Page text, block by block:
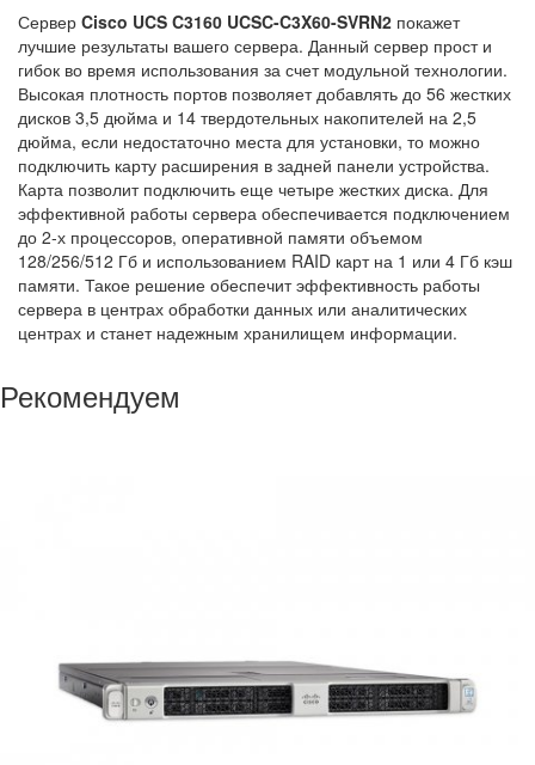
Сервер Cisco UCS C3160 UCSC-C3X60-SVRN2 покажет
лучшие результаты вашего сервера. Данный сервер прост и
гибок во время использования за счет модульной технологии.
Высокая плотность портов позволяет добавлять до 56 жестких
дисков 3,5 дюйма и 14 твердотельных накопителей на 2,5
дюйма, если недостаточно места для установки, то можно
подключить карту расширения в задней панели устройства.
Карта позволит подключить еще четыре жестких диска. Для
эффективной работы сервера обеспечивается подключением
до 2‐х процессоров, оперативной памяти объемом
128/256/512 Гб и использованием RAID карт на 1 или 4 Гб кэш
памяти. Такое решение обеспечит эффективность работы
сервера в центрах обработки данных или аналитических
центрах и станет надежным хранилищем информации.
Рекомендуем